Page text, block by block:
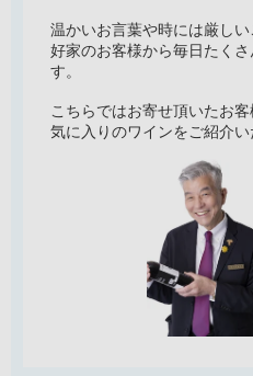
温かいお言葉や時には厳し
好家のお客様から毎日たく
す。
こちらではお寄せ頂いたお
気に入りのワインをご紹介い